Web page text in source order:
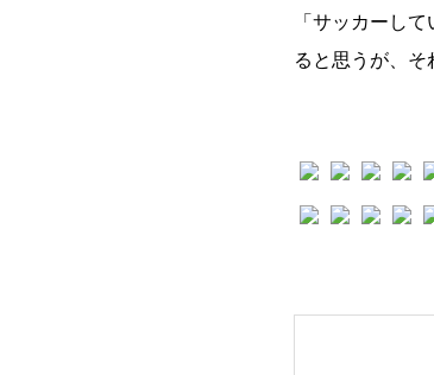
「サッカーし
ると思うが、そ